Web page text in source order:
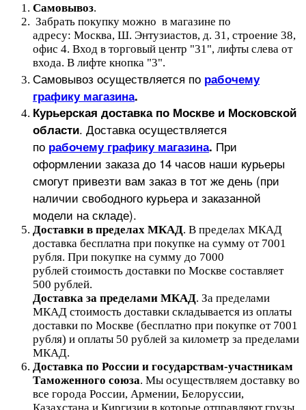
Самовывоз.
Забрать покупку можно в магазине по
адресу: Москва, Ш. Энтузиастов, д. 31, строение 38,
офис 4. Вход в торговый центр "31", лифты слева от
входа. В лифте кнопка "3".
Самовывоз осуществляется по рабочему
графику магазина.
Курьерская доставка по Москве и Московской
области. Доставка осуществляется
по рабочему графику магазина. При
оформлении заказа до 14 часов наши курьеры
смогут привезти вам заказ в тот же день (при
наличии свободного курьера и заказанной
модели на складе).
Доставки в пределах МКАД. В пределах МКАД
доставка бесплатна при покупке на сумму от 7001
рубля. При покупке на сумму до 7000
рублей стоимость доставки по Москве составляет
500 рублей.
Доставка за пределами МКАД. За пределами
МКАД стоимость доставки складывается из оплаты
доставки по Москве (бесплатно при покупке от 7001
рубля) и оплаты 50 рублей за километр за пределами
МКАД.
Доставка по России и государствам-участникам
Таможенного союза. Мы осуществляем доставку во
все города России, Армении, Белоруссии,